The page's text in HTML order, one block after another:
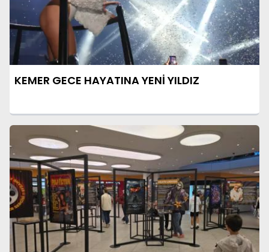
KEMER GECE HAYATINA YENİ YILDIZ